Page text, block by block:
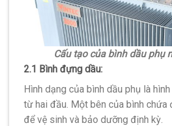
Cấu tạo của bình dầu phụ
2.1 Bình đựng dầu:
Hình dạng của bình dầu phụ là
từ hai đầu. Một bên của bình chứa
để vệ sinh và bảo dưỡng định kỳ.